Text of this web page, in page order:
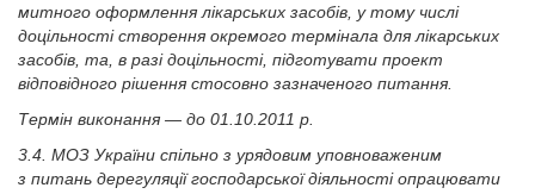
митного оформлення лікарських засобів, у тому числі
доцільності створення окремого термінала для лікарських
засобів, та, в разі доцільності, підготувати проек­т
відповідного рішення стосовно зазначеного питання.
Термін виконання — до 01.10.2011 р.
3.4. МОЗ України спільно з урядовим уповноваженим
з питань дерегуляції господарської діяльності опрацювати